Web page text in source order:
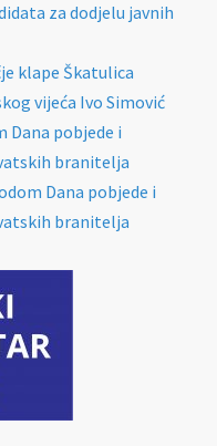
za dodjelu javnih
klape Škatulica
vijeća Ivo Simović
Dana pobjede i
branitelja
Dana pobjede i
branitelja